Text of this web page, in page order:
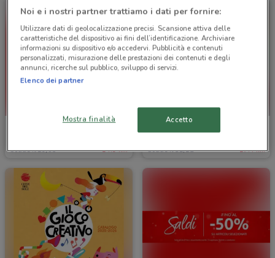
Scade il 19/05 14.9 km
Città del Sole
Scade il 31/12 17.4 km
Noi e i nostri partner trattiamo i dati per fornire:
Utilizzare dati di geolocalizzazione precisi. Scansione attiva delle
caratteristiche del dispositivo ai fini dell’identificazione. Archiviare
informazioni su dispositivo e/o accedervi. Pubblicità e contenuti
personalizzati, misurazione delle prestazioni dei contenuti e degli
annunci, ricerche sul pubblico, sviluppo di servizi.
Elenco dei partner
Mostra finalità Accetto